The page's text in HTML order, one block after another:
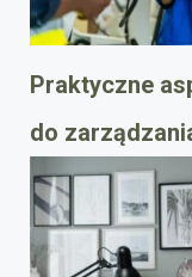
Praktyczne
do